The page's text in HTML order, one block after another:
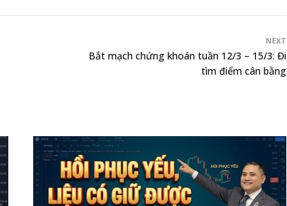
NEXT
Bắt mạch chứng khoán tuần 12/3 – 15/3: Đi
tìm điểm cân bằng